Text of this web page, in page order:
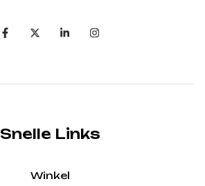
Snelle Links
Winkel